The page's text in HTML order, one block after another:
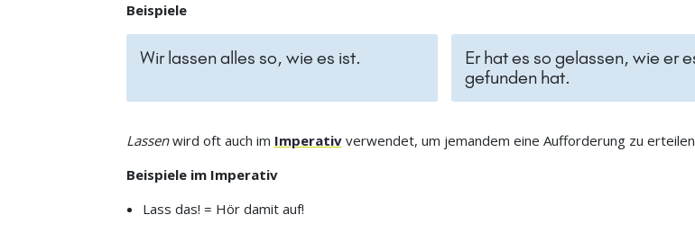
Beispiele
Wir lassen alles so, wie es ist.
Er hat es so gelassen, wie er
gefunden hat.
Lassenwird oft auch im Imperativverwendet, um jemandem eine Aufforderung zu
Beispiele im Imperativ
Lass das! = Hör damit auf!